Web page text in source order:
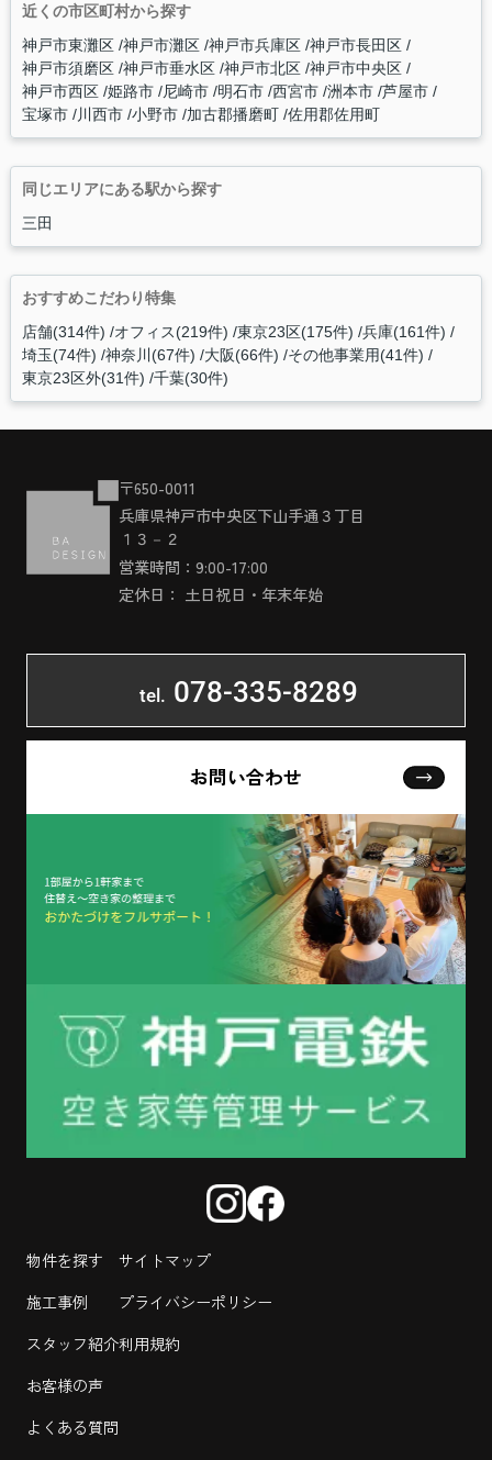
近くの市区町村から探す
神戸市東灘区 神戸市灘区 神戸市兵庫区 神戸市長田区
神戸市須磨区 神戸市垂水区 神戸市北区 神戸市中央区
神戸市西区 姫路市 尼崎市 明石市 西宮市 洲本市 芦屋市
宝塚市 川西市 小野市 加古郡播磨町 佐用郡佐用町
同じエリアにある駅から探す
三田
おすすめこだわり特集
店舗(314件) オフィス(219件) 東京23区(175件) 兵庫(161件)
埼玉(74件) 神奈川(67件) 大阪(66件) その他事業用(41件)
東京23区外(31件) 千葉(30件)
〒650-0011
兵庫県神戸市中央区下山手通３丁目
１３－２
営業時間：9:00-17:00
定休日： 土日祝日・年末年始
tel. 078-335-8289
お問い合わせ
物件を探す
施工事例
スタッフ紹介
お客様の声
よくある質問
サイトマップ
プライバシーポリシー
利用規約